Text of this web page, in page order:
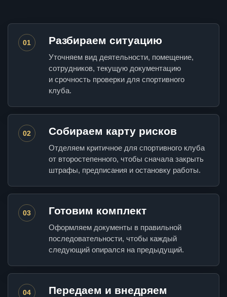
01 Разбираем ситуацию
Уточняем вид деятельности, помещение,
сотрудников, текущую документацию
и срочность проверки для спортивного
клуба.
02 Собираем карту рисков
Отделяем критичное для спортивного клуба
от второстепенного, чтобы сначала закрыть
штрафы, предписания и остановку работы.
03 Готовим комплект
Оформляем документы в правильной
последовательности, чтобы каждый
следующий опирался на предыдущий.
04 Передаем и внедряем